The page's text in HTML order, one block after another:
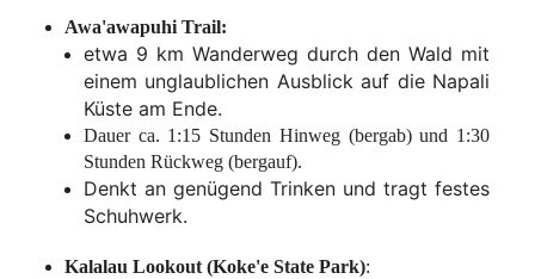
Awa'awapuhi Trail:
etwa 9 km Wanderweg durch den Wald mit
einem unglaublichen Ausblick auf die Napali
Küste am Ende.
Dauer ca. 1:15 Stunden Hinweg (bergab) und 1:30
Stunden Rückweg (bergauf).
Denkt an genügend Trinken und tragt festes
Schuhwerk.
Kalalau Lookout (Koke'e State Park):